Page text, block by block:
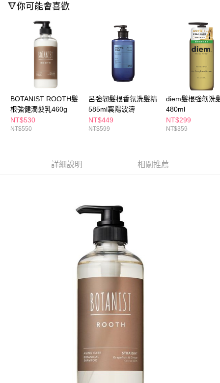
AFTEE先享後付是「在收到商品之後才付款」的支付方式。 讓您購物簡單
１．簡單：不需註冊會員、不需綁卡、不需儲值。
２．便利：只要手機號碼，簡訊認證，即可結帳。
３．安心：先確認商品／服務後，再付款。
【「AFTEE先享後付」結帳流程】
１．於結帳方式選擇「AFTEE先享後付」後，將跳轉至「AFTEE先享後付」
結帳頁面，進行簡訊認證並確認金額後，即可完成結帳。
２．訂單成立數日內，您將收到繳費通知簡訊。
３．收到繳費通知簡訊後14天內，點擊此簡訊中的連結，可透過四大超商／
ATM／網路銀行／等多元方式進行付款，方視為交易完成。
※ 請注意：結帳手續完成當下不需立刻繳費，但若您需要取消訂單，請聯絡
購買商品的店家。未經商家同意取消之訂單仍視為有效，需透過AFTEE先享
後付繳納相關費用。
客戶支援中心」 https://netprotections.freshdesk.com/support/home
２．關於個人資料處理事宜，請瀏覽以下網址：
３．未成年的使用者請事先徵得法定代理人或監護人之同意方可使用
「AFTEE先享後付」，若未經同意申辦者引起之損失，本公司不負相關責
４．使用「AFTEE先享後付」時，將依據個別帳號之用戶狀況，依本公司即
時審查核予不同之上限額度；若仍有額度不足之情形，本公司將視審查結果
恩沛科技股份有限公司將有權停止該用戶之使用額度並採取法律行動。
即享券
運送方式
全家取貨付款
每筆NT$65，滿NT$390(含以上)免運費
付款後全家取貨
萊爾富取貨付款
每筆NT$65，滿NT$490(含以上)免運費
每筆NT$65，滿NT$490(含以上)免運費
每筆NT$100，滿NT$790(含以上)免運費
付款後寶雅門市自取(由倉庫統一出貨)
每筆NT$80，滿NT$290(含以上)免運費
🔻你可能會喜歡
BOTANIST ROOTH髮
根強健潤髮乳460g
NT$530
NT$550
呂強韌髮根香氛洗髮精
585ml襄陽波濤
NT$449
NT$599
diem髮根強韌洗
480ml
NT$299
NT$359
詳細說明 相關推薦